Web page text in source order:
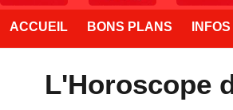
ACCUEIL BONS PLANS INFOS
L'Horoscope